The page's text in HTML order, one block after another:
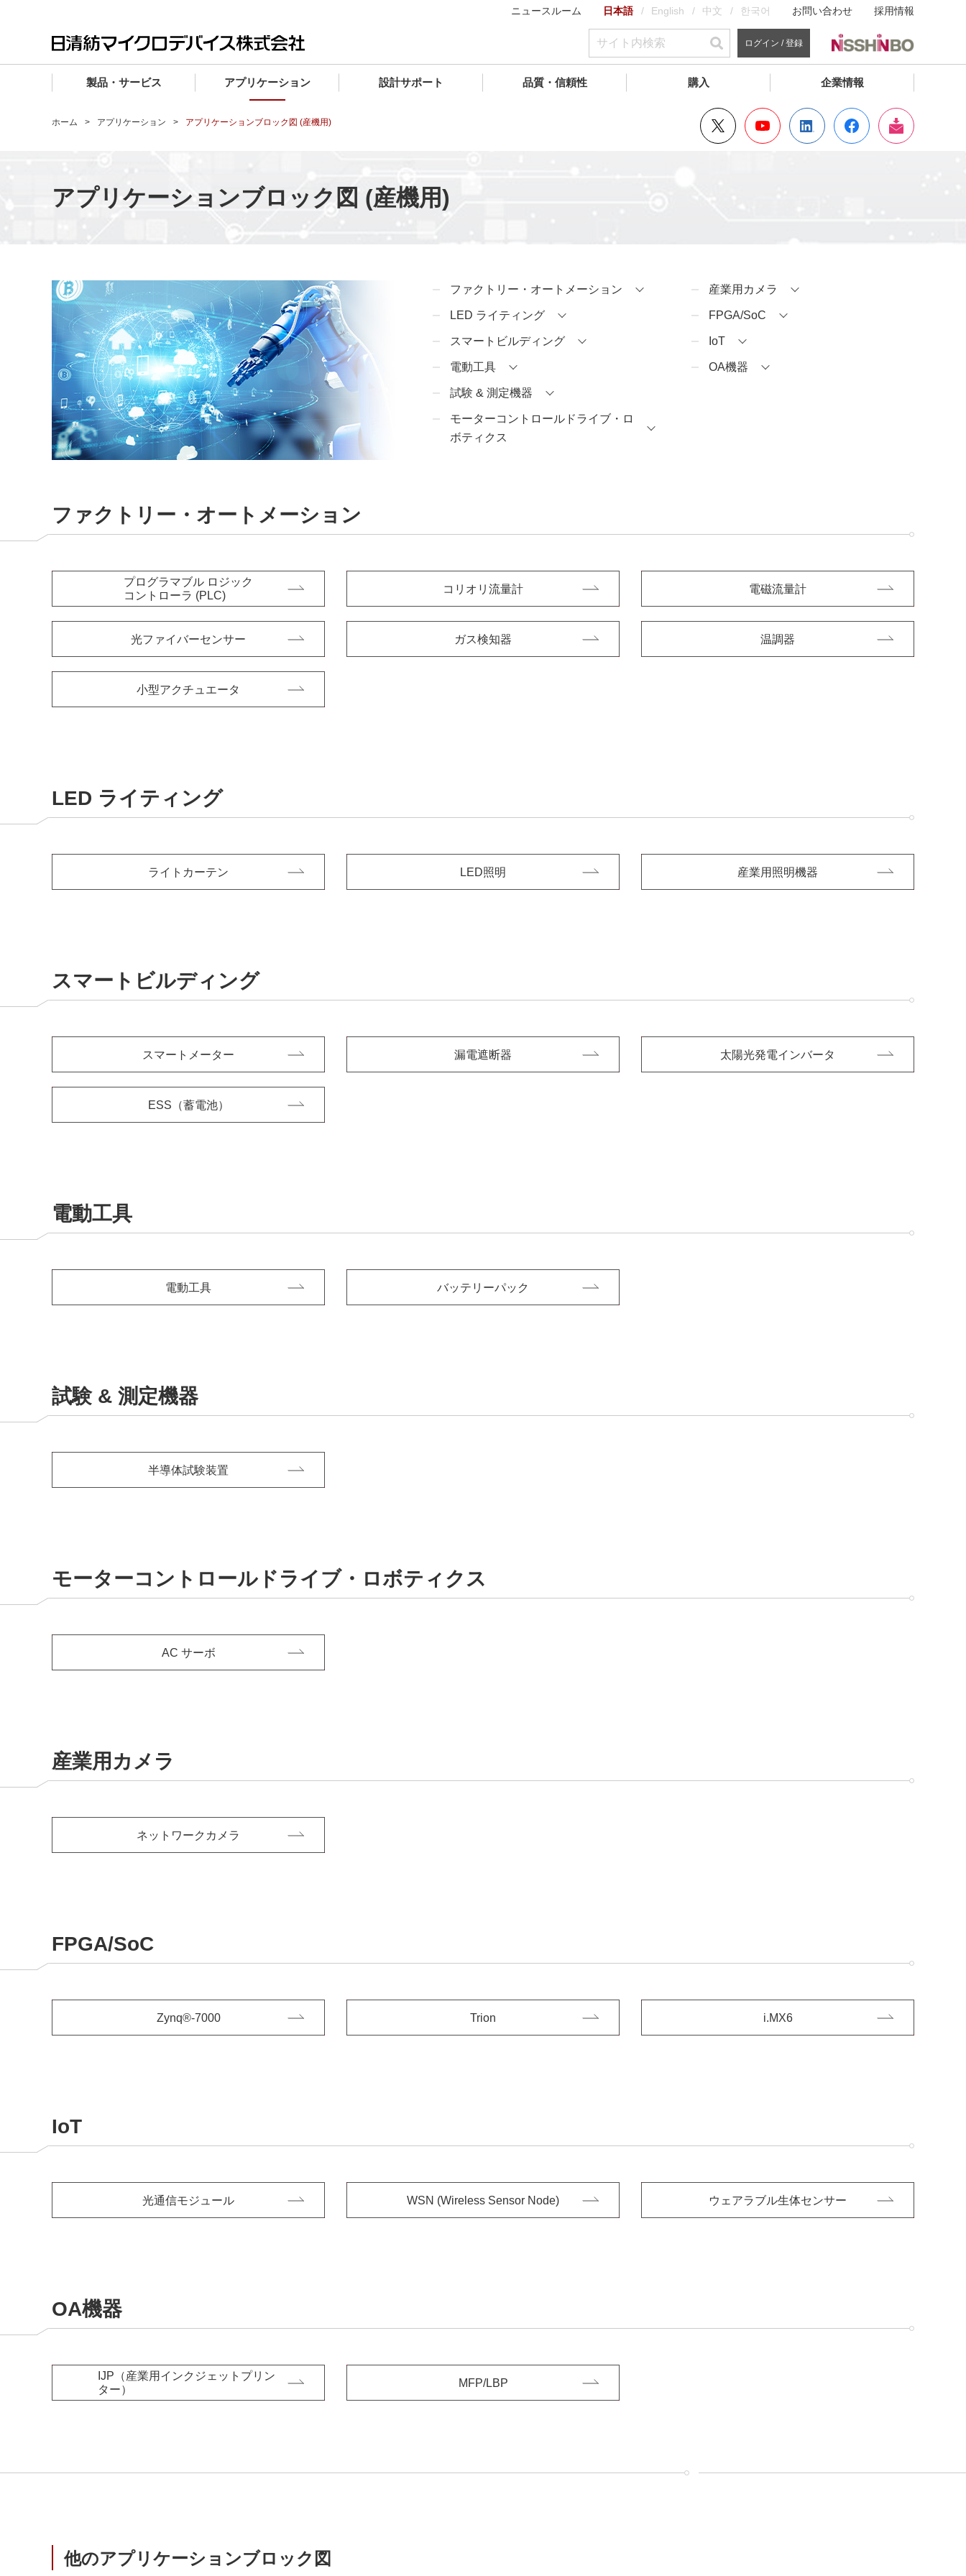
ニュースルーム 日本語 English 中文 한국어 お問い合わせ 採用情報
ログイン / 登録
製品・サービス
ファウンドリサービス
MUSESオフィシャルWebサイト
クロスリファレンス検索
アプリケーション
産業機器向けIC
設計サポート
あなたの設計に合わせたサポートコンテンツ
品質・信頼性
マイクロ波製品
購入 企業情報
会社概要
IR情報
サステナビリティ
コンプライアンス通報窓口
早わかり日清紡マイクロデバイス
ホーム アプリケーション アプリケーションブロック図 (産機用)
アプリケーションブロック図 (産機用)
ファクトリー・オートメーション
LED ライティング
スマートビルディング
電動工具
試験 & 測定機器
モーターコントロールドライブ・ロ
ボティクス
産業用カメラ
FPGA/SoC
IoT
OA機器
ファクトリー・オートメーション
プログラマブル ロジック
コントローラ (PLC)
コリオリ流量計 電磁流量計
光ファイバーセンサー ガス検知器 温調器
小型アクチュエータ
LED ライティング
ライトカーテン LED照明 産業用照明機器
スマートビルディング
スマートメーター 漏電遮断器 太陽光発電インバータ
ESS（蓄電池）
電動工具
電動工具 バッテリーパック
試験 & 測定機器
半導体試験装置
モーターコントロールドライブ・ロボティクス
AC サーボ
産業用カメラ
ネットワークカメラ
FPGA/SoC
Zynq®-7000 Trion i.MX6
IoT
光通信モジュール WSN (Wireless Sensor Node) ウェアラブル生体センサー
OA機器
IJP（産業用インクジェットプリン
ター）
MFP/LBP
他のアプリケーションブロック図